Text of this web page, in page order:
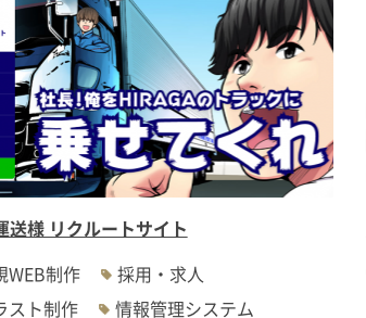
送様 リクルートサイト
WEB制作
採用・求人
スト制作
情報管理システム